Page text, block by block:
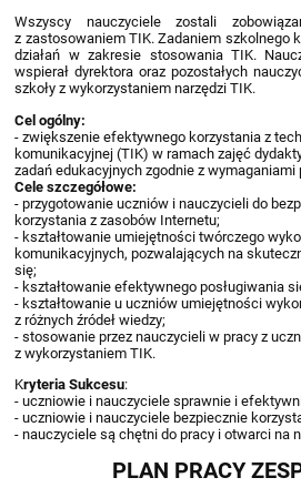
Wszyscy nauczyciele zostali
z zastosowaniem TIK. Zadaniem szkolnego
działań w zakresie stosowania TIK.
wspierał dyrektora oraz pozostałych
szkoły z wykorzystaniem narzędzi TIK.
Cel ogólny:
- zwiększenie efektywnego korzystania z
komunikacyjnej (TIK) w ramach zajęć
zadań edukacyjnych zgodnie z
Cele szczegółowe:
- przygotowanie uczniów i nauczycieli do
korzystania z zasobów Internetu;
- kształtowanie umiejętności twórczego
komunikacyjnych, pozwalających na
się;
- kształtowanie efektywnego posługiwania
- kształtowanie u uczniów umiejętności
z różnych źródeł wiedzy;
- stosowanie przez nauczycieli w pracy z
z wykorzystaniem TIK.
Kryteria Sukcesu:
- uczniowie i nauczyciele sprawnie i
- uczniowie i nauczyciele bezpiecznie
- nauczyciele są chętni do pracy i otwarci na
PLAN PRACY